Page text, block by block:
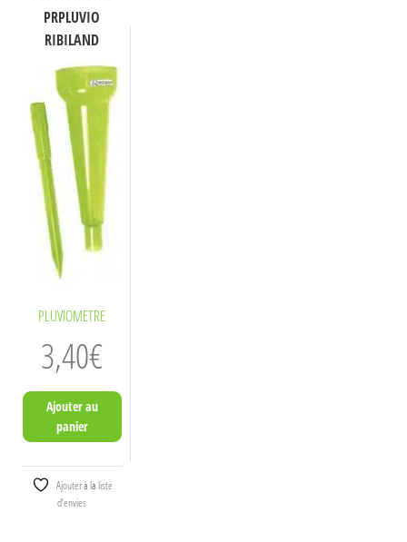
PRPLUVIO
RIBILAND
PLUVIOMETRE
3,40€
Ajouter au
panier
Ajouter à la liste
d’envies